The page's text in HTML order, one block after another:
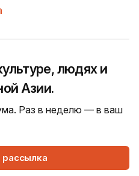
людях и
Азии.
Раз в неделю — в ваш
рассылка